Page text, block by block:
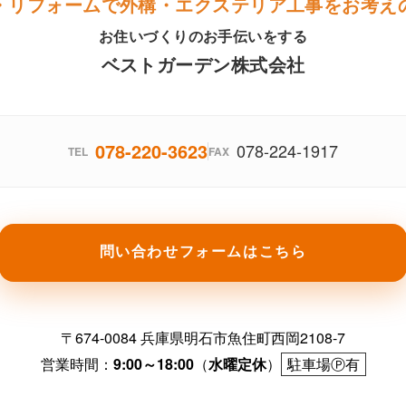
お住いづくりのお手伝いをする
ベストガーデン株式会社
TEL 078-220-3623FAX 078-224-1917
問い合わせフォームはこちら
〒674-0084 兵庫県明石市魚住町西岡2108-7
営業時間： 9:00～18:00（水曜定休） 駐車場Ⓟ有